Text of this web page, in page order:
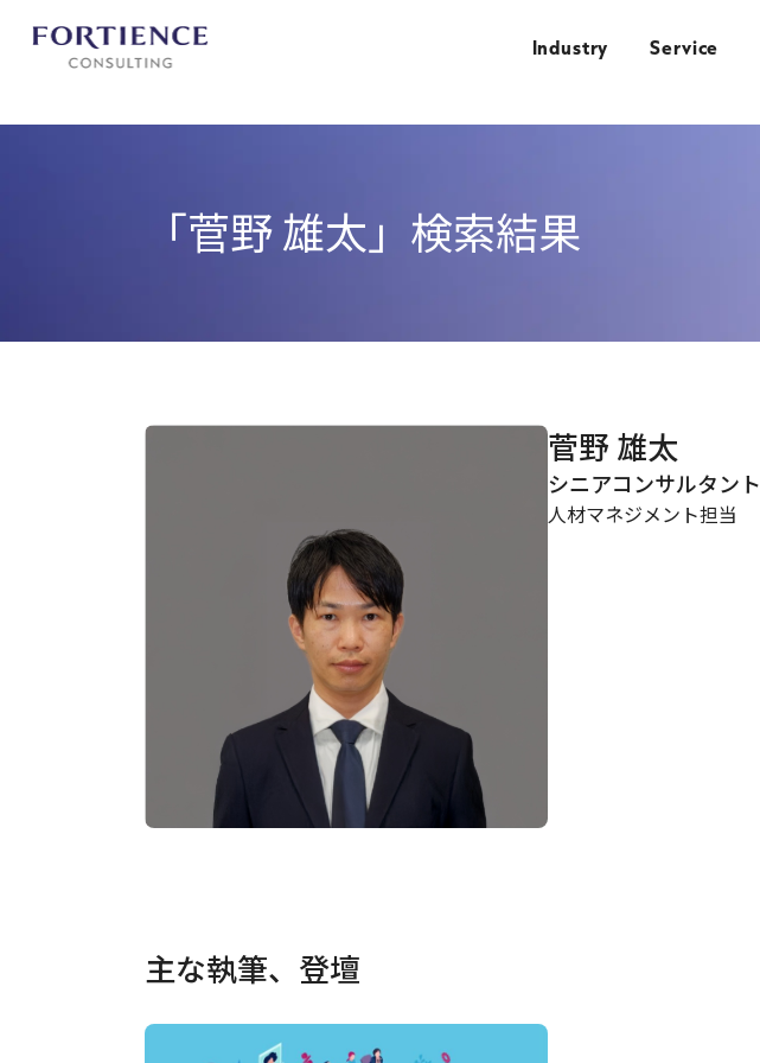
Industry Service
「菅野 雄太」 検索結果
菅野 雄太
シニアコンサルタント
人材マネジメント担当
主な執筆、登壇